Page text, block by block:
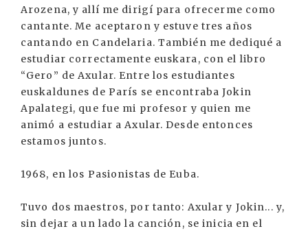
Arozena, y allí me dirigí para ofrecerme como
cantante. Me aceptaron y estuve tres años
cantando en Candelaria. También me dediqué a
estudiar correctamente euskara, con el libro
“Gero” de Axular. Entre los estudiantes
euskaldunes de París se encontraba Jokin
Apalategi, que fue mi profesor y quien me
animó a estudiar a Axular. Desde entonces
estamos juntos.
1968, en los Pasionistas de Euba.
Tuvo dos maestros, por tanto: Axular y Jokin... y,
sin dejar a un lado la canción, se inicia en el